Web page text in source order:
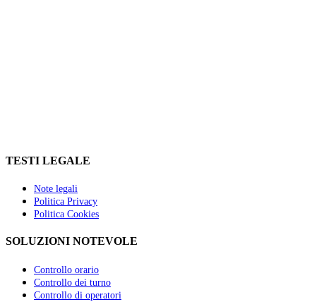
TESTI LEGALE
Note legali
Politica Privacy
Politica Cookies
SOLUZIONI NOTEVOLE
Controllo orario
Controllo dei turno
Controllo di operatori